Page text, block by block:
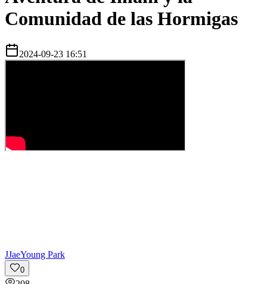
Comunidad de las Hormigas
2024-09-23 16:51
JJaeYoung Park
0